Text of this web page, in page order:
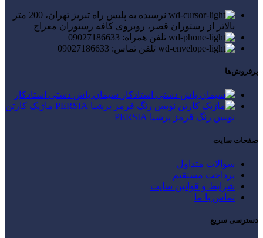
نرسیده به پلیس راه تبریز تهران، 200 متر
بالاتر از رستوران قصر، روبروی کافه رستوران معراج
تلفن همراه: 09027186633
تلفن تماس: 09027186633
پرفروش‌ها
سیمان پاش دستی استادکار
ماژیک کارتن
نویس رنگ قرمز پرشیا PERSIA
صفحات سایت
سوالات متداول
پرداخت مستقیم
شرایط و قوانین سایت
تماس با ما
دسترسی سریع